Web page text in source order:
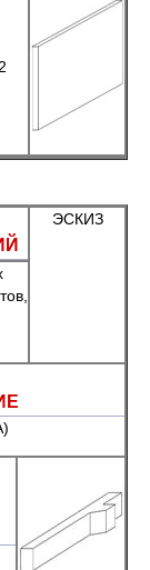
ЭСКИЗ